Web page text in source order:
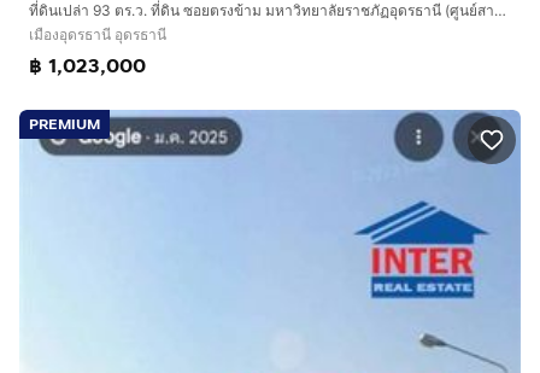
ที่ดินเปล่า 93 ตร.ว. ที่ดิน ซอยตรงข้าม มหาวิทยาลัยราชภัฏอุดรธานี (ศูนย์สามพร้าว) ถนนทางหลวงหมายเลข2410 เมืองอุดรธานี อุดรธานี
เมืองอุดรธานี อุดรธานี
฿ 1,023,000
PREMIUM